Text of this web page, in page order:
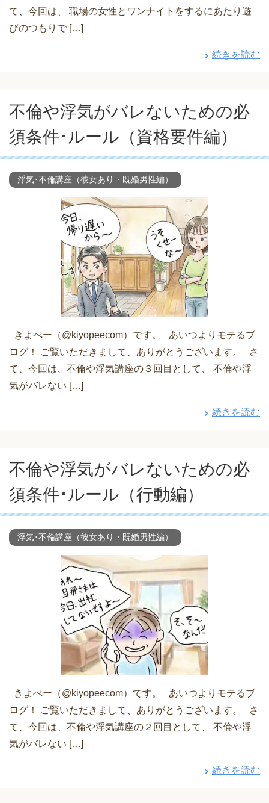
て、今回は、 職場の女性とワンナイトをするにあたり遊
びのつもりで […]
続きを読む
不倫や浮気がバレないための必
須条件･ルール（資格要件編）
浮気･不倫講座（彼女あり・既婚男性編）
きよぺー（@kiyopeecom）です。 あいつよりモテるブ
ログ！ ご覧いただきまして、ありがとうございます。 さ
て、今回は、不倫や浮気講座の３回目として、 不倫や浮
気がバレない […]
続きを読む
不倫や浮気がバレないための必
須条件･ルール（行動編）
浮気･不倫講座（彼女あり・既婚男性編）
きよぺー（@kiyopeecom）です。 あいつよりモテるブ
ログ！ ご覧いただきまして、ありがとうございます。 さ
て、今回は、不倫や浮気講座の２回目として、 不倫や浮
気がバレない […]
続きを読む